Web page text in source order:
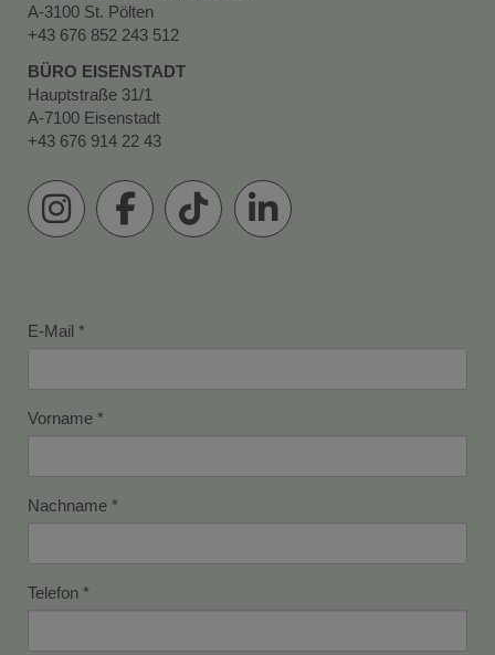
A-3100 St. Pölten
+43 676 852 243 512
BÜRO EISENSTADT
Hauptstraße 31/1
A-7100 Eisenstadt
+43 676 914 22 43
E-Mail
Vorname
Nachname
Telefon